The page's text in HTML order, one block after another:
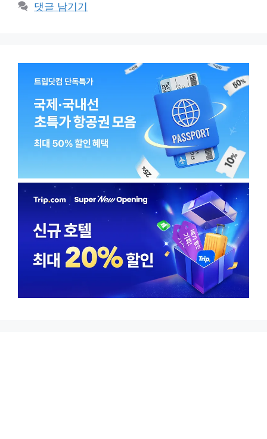
댓글 남기기